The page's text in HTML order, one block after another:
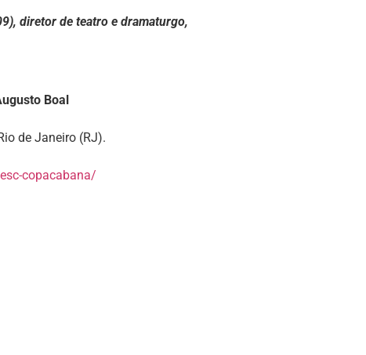
diretor de teatro e dramaturgo,
Boal
de Janeiro (RJ).
copacabana/